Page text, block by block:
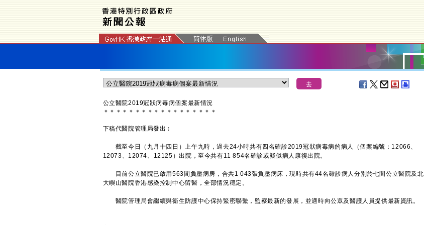
公立醫院2019冠狀病毒病個案最新情況
＊ ＊ ＊ ＊ ＊ ＊ ＊ ＊ ＊ ＊ ＊ ＊ ＊ ＊ ＊ ＊ ＊ ＊
下稿代醫院管理局發出︰
截至今日（九月十四日）上午九時，過去24小時共有四名確診2019冠狀病毒病的病人（個案編號：12066、
12073、12074、12125）出院，至今共有11 854名確診或疑似病人康復出院。
目前公立醫院已啟用563間負壓病房，合共1 043張負壓病床，現時共有44名確診病人分別於七間公立醫院及北
大嶼山醫院香港感染控制中心留醫，全部情況穩定。
醫院管理局會繼續與衞生防護中心保持緊密聯繫，監察最新的發展，並適時向公眾及醫護人員提供最新資訊。